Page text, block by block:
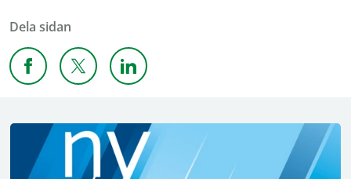
Dela sidan
Dela sidan på Facebook
Dela sidan på XDela sidan på Linkedin